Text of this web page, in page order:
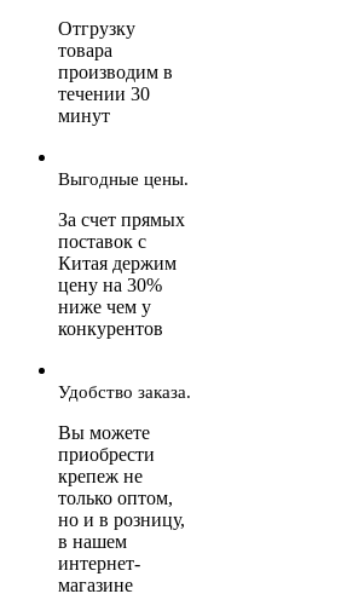
Отгрузку
товара
производим в
течении 30
минут
Выгодные цены.
За счет прямых
поставок с
Китая держим
цену на 30%
ниже чем у
конкурентов
Удобство заказа.
Вы можете
приобрести
крепеж не
только оптом,
но и в розницу,
в нашем
интернет-
магазине